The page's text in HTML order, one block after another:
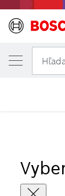
VYBRANÁ
Pílový